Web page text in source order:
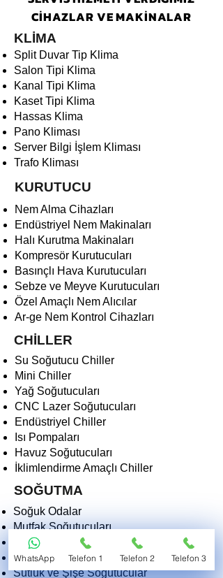
CİHAZLAR VE MAKİNALAR
KLİMA
Split Duvar Tip Klima
Salon Tipi Klima
Kanal Tipi Klima
Kaset Tipi Klima
Hassas Klima
Pano Kliması
Server Bilgi İşlem Kliması
Trafo Kliması
KURUTUCU
Nem Alma Cihazları
Endüstriyel Nem Makinaları
Halı Kurutma Makinaları
Kompresör Kurutucuları
Basınçlı Hava Kurutucuları
Sebze ve Meyve Kurutucuları
Özel Amaçlı Nem Alıcılar
Ar-ge Nem Kontrol Cihazları
CHİLLER
Su Soğutucu Chiller
Mini Chiller
Yağ Soğutucuları
CNC Lazer Soğutucuları
Endüstriyel Chiller
Isı Pompaları
Havuz Soğutucuları
İklimlendirme Amaçlı Chiller
SOĞUTMA
Soğuk Odalar
Mutfak Soğutucuları
Derin Dondurucular
Dondurma Makinaları
Sütlük ve Şişe Soğutucular
WhatsApp Telefon 1 Telefon 2 Telefon 3